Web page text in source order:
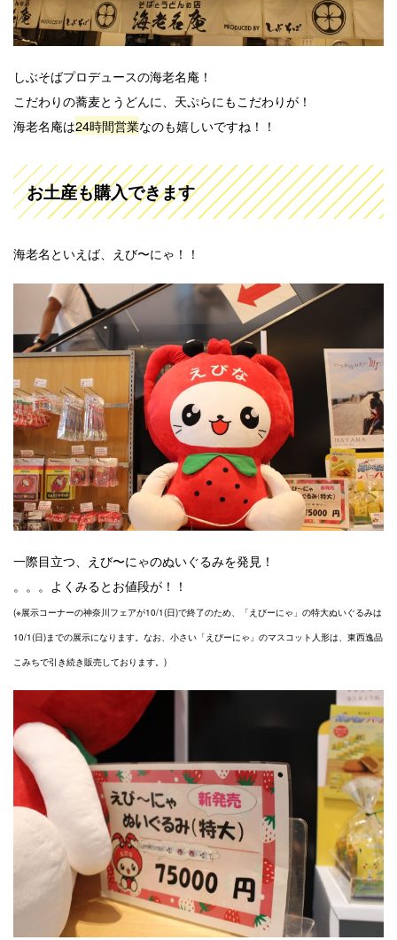
しぶそばプロデュースの海老名庵！
こだわりの蕎麦とうどんに、天ぷらにもこだわりが！
海老名庵は24時間営業なのも嬉しいですね！！
お土産も購入できます
海老名といえば、えび〜にゃ！！
一際目立つ、えび〜にゃのぬいぐるみを発見！
。。。よくみるとお値段が！！
(※展示コーナーの神奈川フェアが10/1(日)で終了のため、「えびーにゃ」の特大ぬいぐるみは
10/1(日)までの展示になります。なお、小さい「えびーにゃ」のマスコット人形は、東西逸品
こみちで引き続き販売しております。)